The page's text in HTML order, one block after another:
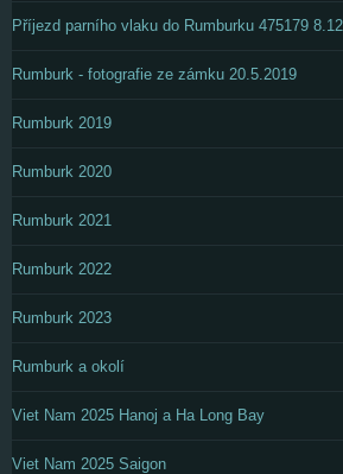
Příjezd parního vlaku do Rumburku 475179
Rumburk - fotografie ze zámku 20.5.2019
Rumburk 2019
Rumburk 2020
Rumburk 2021
Rumburk 2022
Rumburk 2023
Rumburk a okolí
Viet Nam 2025 Hanoj a Ha Long Bay
Viet Nam 2025 Saigon